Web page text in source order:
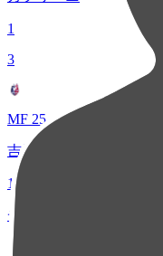
1
3
MF 25
吉尾 虹樹
1
チャンスクリエイト総数